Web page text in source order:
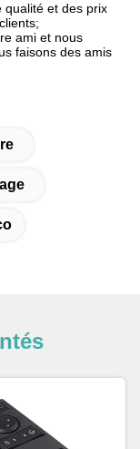
qualité et des prix
ami et nous
faisons des amis